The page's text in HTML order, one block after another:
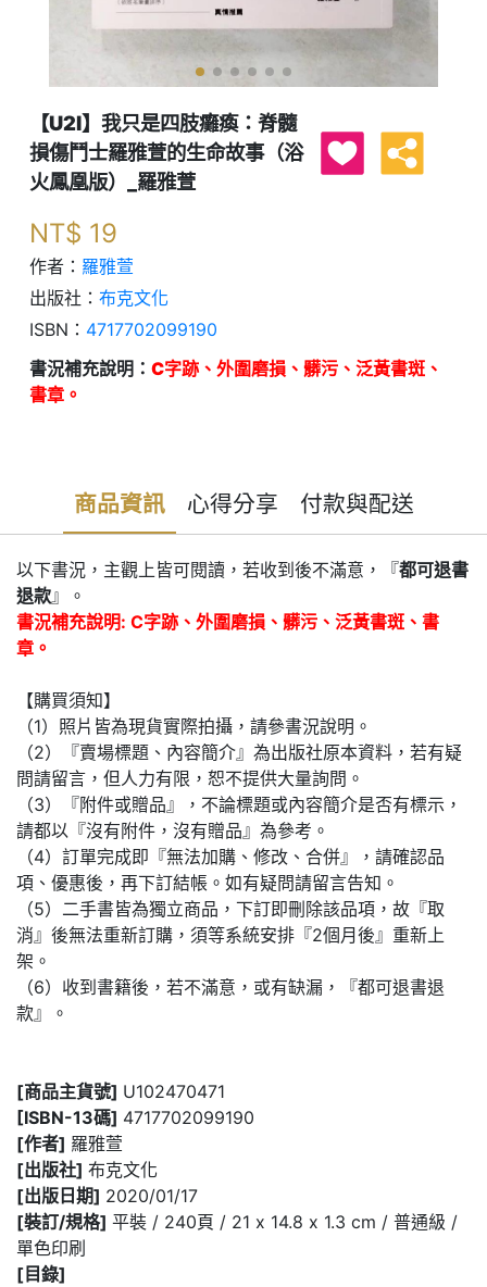
【U2I】我只是四肢癱瘓：脊髓
損傷鬥士羅雅萱的生命故事（浴
火鳳凰版）_羅雅萱
NT$ 19
作者： 羅雅萱
出版社： 布克文化
ISBN： 4717702099190
書況補充說明： C字跡、外圍磨損、髒污、泛黃書斑、
書章。
商品資訊 心得分享 付款與配送
以下書況，主觀上皆可閱讀，若收到後不滿意，『都可退書
退款』。
書況補充說明: C字跡、外圍磨損、髒污、泛黃書斑、書
章。
【購買須知】
（1）照片皆為現貨實際拍攝，請參書況說明。
（2）『賣場標題、內容簡介』為出版社原本資料，若有疑
問請留言，但人力有限，恕不提供大量詢問。
（3）『附件或贈品』，不論標題或內容簡介是否有標示，
請都以『沒有附件，沒有贈品』為參考。
（4）訂單完成即『無法加購、修改、合併』，請確認品
項、優惠後，再下訂結帳。如有疑問請留言告知。
（5）二手書皆為獨立商品，下訂即刪除該品項，故『取
消』後無法重新訂購，須等系統安排『2個月後』重新上
架。
（6）收到書籍後，若不滿意，或有缺漏，『都可退書退
款』。
[商品主貨號] U102470471
[ISBN-13碼] 4717702099190
[作者] 羅雅萱
[出版社] 布克文化
[出版日期] 2020/01/17
[裝訂/規格] 平裝 / 240頁 / 21 x 14.8 x 1.3 cm / 普通級 /
單色印刷
[目錄]